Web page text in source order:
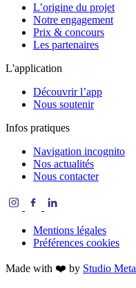
L’origine du projet
Notre engagement
Prix & concours
Les partenaires
L'application
Découvrir l’app
Nous soutenir
Infos pratiques
Navigation incognito
Nos actualités
Nous contacter
Mentions légales
Préférences cookies
Made with ❤️ by Studio Meta